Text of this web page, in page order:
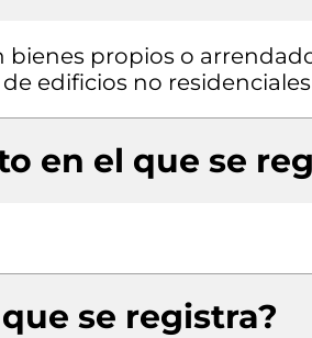
propios o
edificios no residenciales
en el que se
se registra?